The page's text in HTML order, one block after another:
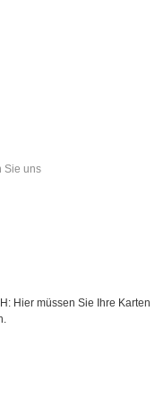
Sie uns
Hier müssen Sie Ihre Karten